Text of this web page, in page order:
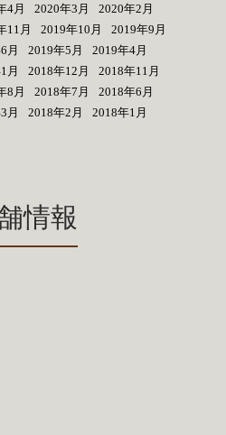
4月 2020年3月
2020年2月
11月 2019年10月
2019年9月
月 2019年5月
2019年4月
月 2018年12月
2018年11月
8月 2018年7月
2018年6月
月 2018年2月
2018年1月
情報